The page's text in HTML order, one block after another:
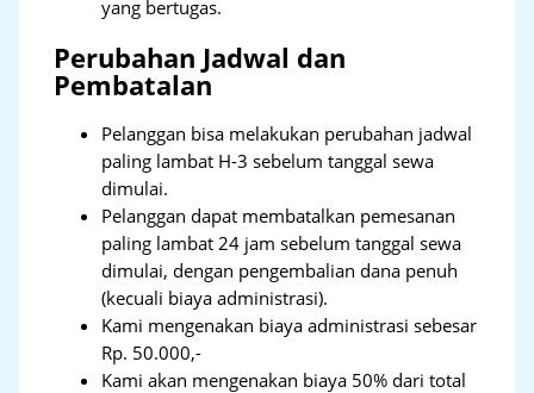
yang bertugas.
Perubahan Jadwal dan
Pembatalan
Pelanggan bisa melakukan perubahan jadwal
paling lambat H-3 sebelum tanggal sewa
dimulai.
Pelanggan dapat membatalkan pemesanan
paling lambat 24 jam sebelum tanggal sewa
dimulai, dengan pengembalian dana penuh
(kecuali biaya administrasi).
Kami mengenakan biaya administrasi sebesar
Rp. 50.000,-
Kami akan mengenakan biaya 50% dari total